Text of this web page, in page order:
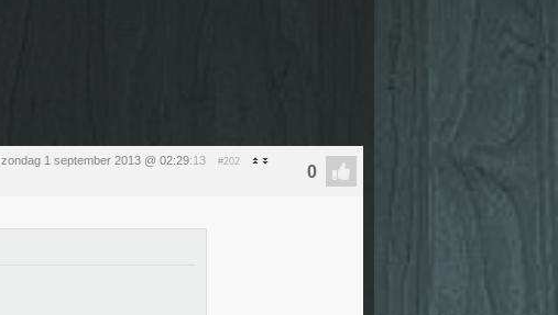
zondag 1 september 2013 @ 02:29:13 #202